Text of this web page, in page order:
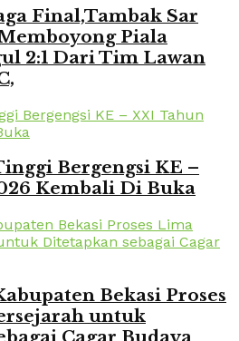
Final,Tambak Sar
Piala
2:1 Dari Tim Lawan
Bergengsi KE –
Kembali Di Buka
Bekasi Proses
untuk
Cagar Budaya